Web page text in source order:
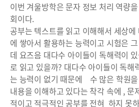
이번 겨울방학은 문자 정보 처리 역량
회이다.
공부는 텍스트를 읽고 이해해서 세상
에 쌓아서 활용하는 능력이고 시험은
데 요즈음 대다수 아이들이 독해력이
로 읽고 있을까? 대다수 아이들이 독해
는 능력이 없기 때문에 수 많은 학원
내용을 이해하고 있다는 착각 속에 ,
적이고 적극적인 공부를 전혀 하지 못